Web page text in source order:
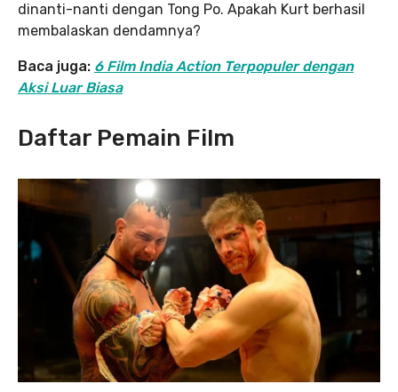
dinanti-nanti dengan Tong Po. Apakah Kurt berhasil
membalaskan dendamnya?
Baca juga: 6 Film India Action Terpopuler dengan
Aksi Luar Biasa
Daftar Pemain Film